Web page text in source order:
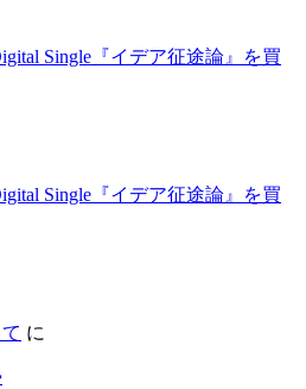
Single『イデア征途論』を買
Single『イデア征途論』を買
に